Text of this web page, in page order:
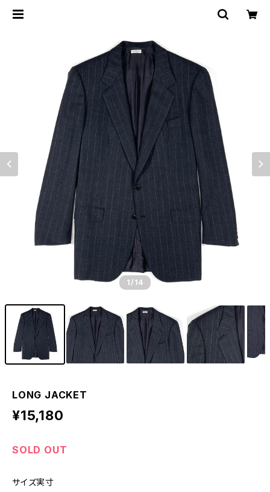
1 /14
LONG JACKET
¥15,180
SOLD OUT
サイズ実寸